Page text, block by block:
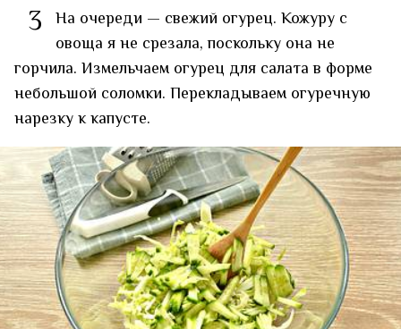
3 На очереди — свежий огурец. Кожуру с
овоща я не срезала, поскольку она не
горчила. Измельчаем огурец для салата в форме
небольшой соломки. Перекладываем огуречную
нарезку к капусте.